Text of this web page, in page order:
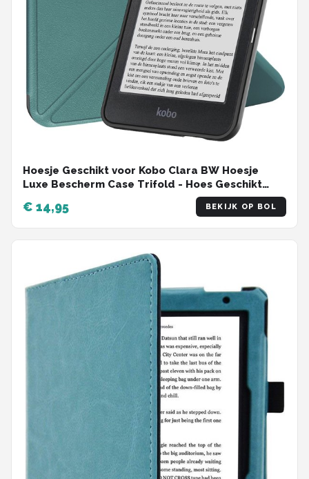
Hoesje Geschikt voor Kobo Clara BW Hoesje
Luxe Bescherm Case Trifold - Hoes Geschikt
voor Kobo Clara BW Hoes Book Cover -
Donkergroen
€ 14,95 BEKIJK OP BOL